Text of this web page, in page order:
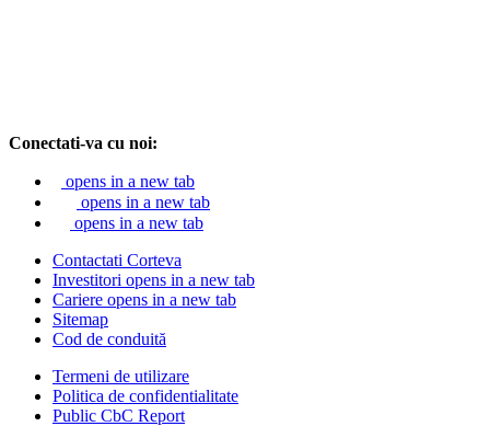
Conectati-va cu noi:
opens in a new tab
opens in a new tab
opens in a new tab
Contactati Corteva
Investitori opens in a new tab
Cariere opens in a new tab
Sitemap
Cod de conduită
Termeni de utilizare
Politica de confidentialitate
Public CbC Report